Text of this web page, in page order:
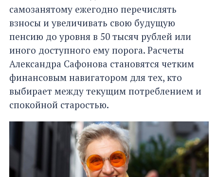
самозанятому ежегодно перечислять
взносы и увеличивать свою будущую
пенсию до уровня в 50 тысяч рублей или
иного доступного ему порога. Расчеты
Александра Сафонова становятся четким
финансовым навигатором для тех, кто
выбирает между текущим потреблением и
спокойной старостью.